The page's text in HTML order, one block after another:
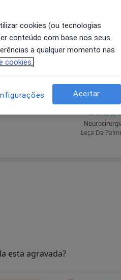
Adriano
Martins
Leça Da
esta agravada?
cookies (ou tecnologias
conteúdo com base nos seus
a qualquer momento nas
cookies.
Aceitar